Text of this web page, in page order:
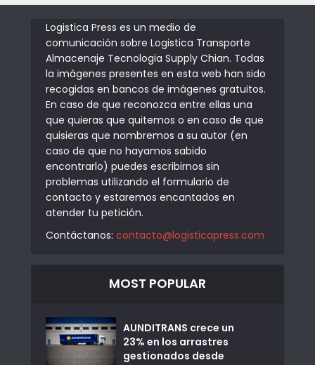
Logistica Press es un medio de
comunicación sobre Logistica Transporte
Almacenaje Tecnologia Supply Chian. Todas
la imágenes presentes en esta web han sido
recogidas en bancos de imágenes gratuitos.
En caso de que reconozca entre ellas una
que quieras que quitemos o en caso de que
quisieras que nombremos a su autor (en
caso de que no hayamos sabido
encontrarlo) puedes escribirnos sin
problemas utilizando el formulario de
contacto y estaremos encantados en
atender tu petición.
Contáctanos: contacto@logisticapress.com
MOST POPULAR
AUNDITRANS crece un
23% en los arrastres
gestionados desde